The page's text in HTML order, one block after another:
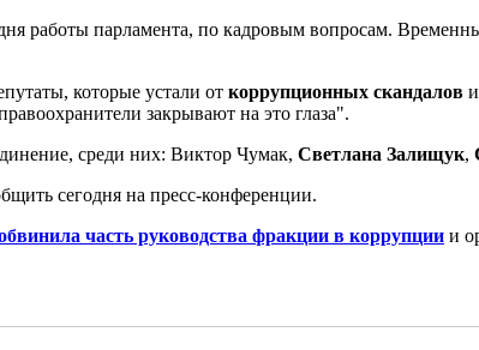
работы парламента, по кадровым вопросам.
которые устали от коррупционных скандалов
закрывают на это глаза".
среди них: Виктор Чумак, Светлана Залищук,
сегодня на пресс-конференции.
часть руководства фракции в коррупции и